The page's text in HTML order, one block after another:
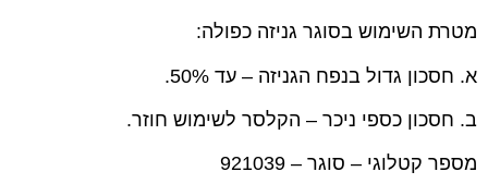
מטרת השימוש בסוגר גניזה כפולה:
א. חסכון גדול בנפח הגניזה – עד 50%.
ב. חסכון כספי ניכר – הקלסר לשימוש חוזר.
מספר קטלוגי – סוגר – 921039